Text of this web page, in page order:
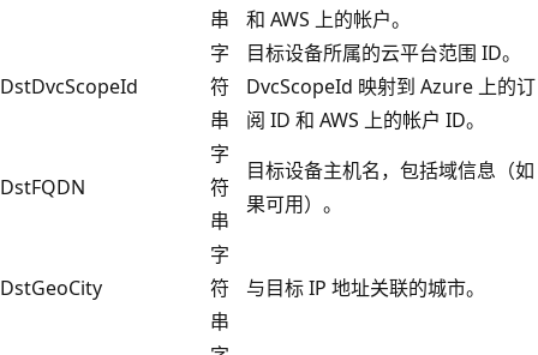
串
和 AWS 上的帐户。
DstDvcScopeId
字
符
串
目标设备所属的云平台范围 ID。
DvcScopeId 映射到 Azure 上的订
阅 ID 和 AWS 上的帐户 ID。
DstFQDN
字
符
串
目标设备主机名，包括域信息（如
果可用）。
DstGeoCity
字
符
串
与目标 IP 地址关联的城市。